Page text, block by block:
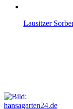
Lausitzer